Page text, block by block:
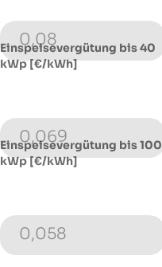
0,08
Einspeisevergütung bis 40
kWp [€/kWh]
0,069
Einspeisevergütung bis 100
kWp [€/kWh]
0,058